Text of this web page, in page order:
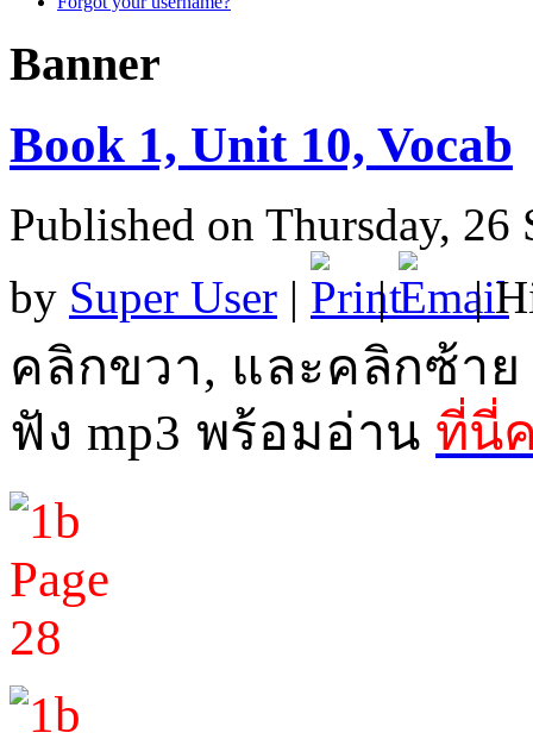
Banner
Book 1, Unit 10, Vocab
Published on Thursday, 26
by Super User | | |
คลิกขวา, และคลิกซ้าย
ฟัง mp3 พร้อมอ่าน ที่นี่